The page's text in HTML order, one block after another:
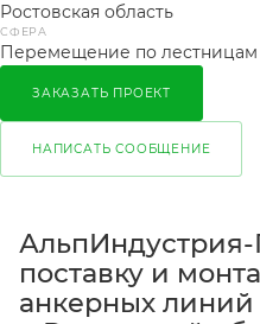
Ростовская область
СФЕРА
Перемещение по
ЗАКАЗАТЬ ПРОЕКТ
НАПИСАТЬ СООБЩЕНИЕ
поставку и
анкерных